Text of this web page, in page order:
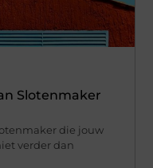
Slotenmaker
die jouw
verder dan